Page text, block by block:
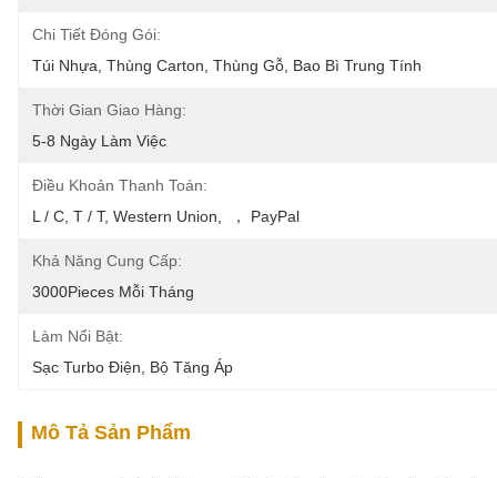
Chi Tiết Đóng Gói:
Túi Nhựa, Thùng Carton, Thùng Gỗ, Bao Bì Trung Tính
Thời Gian Giao Hàng:
5-8 Ngày Làm Việc
Điều Khoản Thanh Toán:
L / C, T / T, Western Union,  ， PayPal
Khả Năng Cung Cấp:
3000Pieces Mỗi Tháng
Làm Nổi Bật:
Sạc Turbo Điện
Bộ Tăng Áp
Mô Tả Sản Phẩm